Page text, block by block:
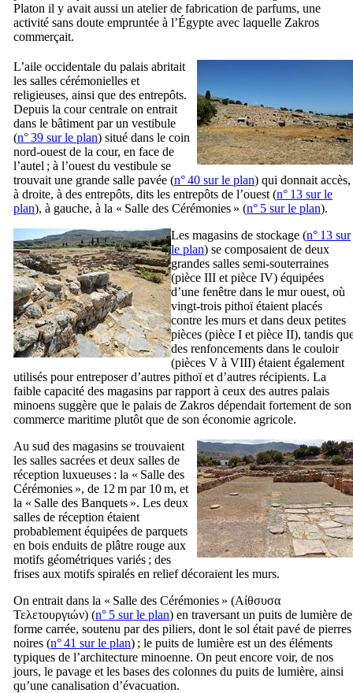
Platon il y avait aussi un atelier de fabrication de parfums, une
activité sans doute empruntée à l’Égypte avec laquelle Zakros
commerçait.
L’aile occidentale du palais abritait
les salles cérémonielles et
religieuses, ainsi que des entrepôts.
Depuis la cour centrale on entrait
dans le bâtiment par un vestibule
(n° 39 sur le plan) situé dans le coin
nord-ouest de la cour, en face de
l’autel ; à l’ouest du vestibule se
trouvait une grande salle pavée (n° 40 sur le plan) qui donnait accès,
à droite, à des entrepôts, dits les entrepôts de l’ouest (n° 13 sur le
plan), à gauche, à la « Salle des Cérémonies » (n° 5 sur le plan).
Les magasins de stockage (n° 13 sur
le plan) se composaient de deux
grandes salles semi-souterraines
(pièce III et pièce IV) équipées
d’une fenêtre dans le mur ouest, où
vingt-trois pithoï étaient placés
contre les murs et dans deux petites
pièces (pièce I et pièce II), tandis
des renfoncements dans le couloir
(pièces V à VIII) étaient également
utilisés pour entreposer d’autres pithoï et d’autres récipients. La
faible capacité des magasins par rapport à ceux des autres palais
minoens suggère que le palais de Zakros dépendait fortement de son
commerce maritime plutôt que de son économie agricole.
Au sud des magasins se trouvaient
les salles sacrées et deux salles de
réception luxueuses : la « Salle des
Cérémonies », de 12 m par 10 m, et
la « Salle des Banquets ». Les deux
salles de réception étaient
probablement équipées de parquets
en bois enduits de plâtre rouge aux
motifs géométriques variés ; des
frises aux motifs spiralés en relief décoraient les murs.
On entrait dans la « Salle des Cérémonies » (Αίθσυσα
Τελετουργιών) (n° 5 sur le plan) en traversant un puits de lumière de
forme carrée, soutenu par des piliers, dont le sol était pavé de pierres
noires (n° 41 sur le plan) ; le puits de lumière est un des éléments
typiques de l’architecture minoenne. On peut encore voir, de nos
jours, le pavage et les bases des colonnes du puits de lumière, ainsi
qu’une canalisation d’évacuation.